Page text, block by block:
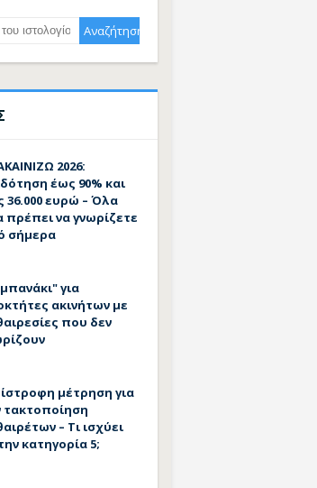
2026:
έως 90% και
36.000 ευρώ – Όλα
πρέπει να γνωρίζετε
σήμερα
για
ακινήτων με
που δεν
μέτρηση για
τακτοποίηση
– Τι ισχύει
κατηγορία 5;